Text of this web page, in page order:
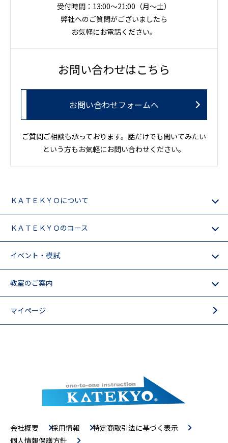
受付時間：13:00～21:00（月〜土）
弊社へのご質問がございましたら
お気軽にお電話ください。
お問い合わせはこちら
お問い合わせフォームへ
ご質問ご相談も承っております。話だけでも聞いてみたい
という方もお気軽にお問い合わせください。
ＫＡＴＥＫＹＯについて
ＫＡＴＥＫＹＯのコース
イベント・模試
教室のご案内
マイページ
会社概要 採用情報
特定商取引法に基づく表示
個人情報保護方針